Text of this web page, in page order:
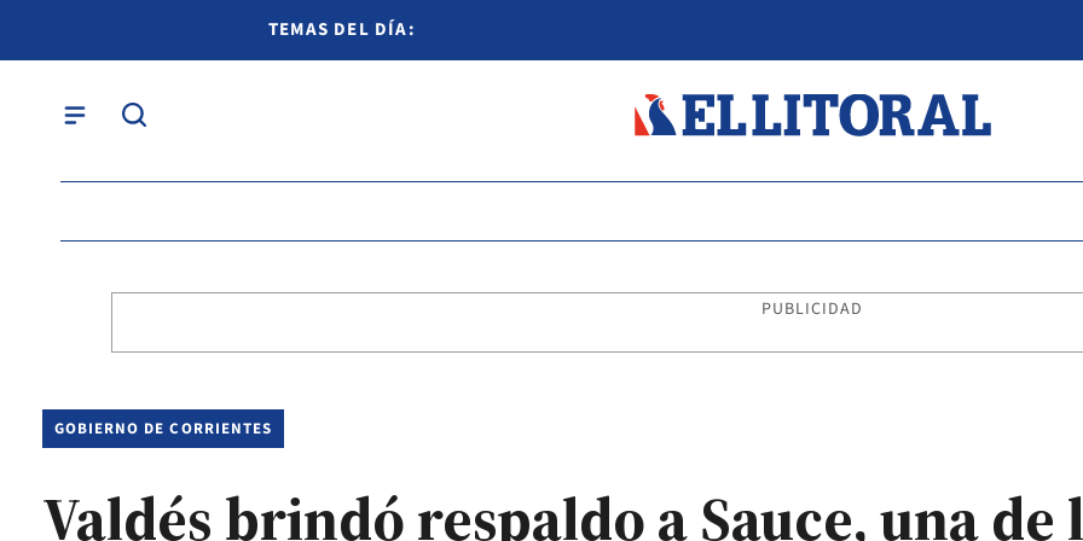
TEMAS DEL DÍA:
PUBLICIDAD
GOBIERNO DE CORRIENTES
Valdés brindó respaldo a Sauce, una de